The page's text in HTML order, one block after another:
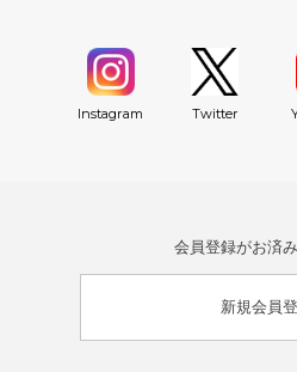
Instagram Twitter
会員登録がお済
新規会員